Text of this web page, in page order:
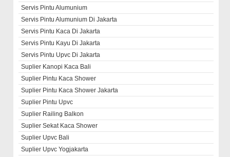
Servis Pintu Alumunium
Servis Pintu Alumunium Di Jakarta
Servis Pintu Kaca Di Jakarta
Servis Pintu Kayu Di Jakarta
Servis Pintu Upvc Di Jakarta
Suplier Kanopi Kaca Bali
Suplier Pintu Kaca Shower
Suplier Pintu Kaca Shower Jakarta
Suplier Pintu Upvc
Suplier Railing Balkon
Suplier Sekat Kaca Shower
Suplier Upvc Bali
Suplier Upvc Yogjakarta